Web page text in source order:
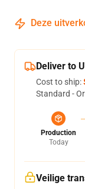
Deze
Deliver to
Cost to ship:
Standard -
Production
Today
Veilige